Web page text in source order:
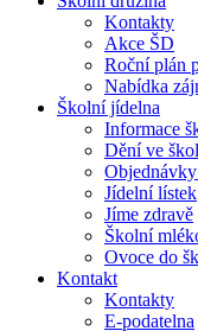
Kontakty
Akce ŠD
Roční plán
Nabídka
Školní jídelna
Informace
Dění ve
Jídelní lístek
Jíme zdravě
Školní
Ovoce do
Kontakt
Kontakty
E-podatelna